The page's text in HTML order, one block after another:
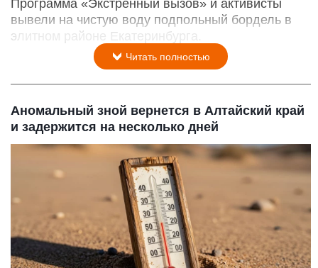
Программа «Экстренный вызов» и активисты
вывели на чистую воду подпольный бордель в
элитном районе Екатеринбурга.
Читать полностью
Аномальный зной вернется в Алтайский край
и задержится на несколько дней